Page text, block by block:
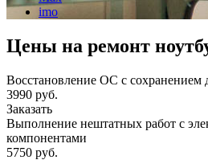
imo
Цены на ремонт
Восстановление ОС с сохранением
3990 руб.
Заказать
Выполнение нештатных работ с
компонентами
5750 руб.